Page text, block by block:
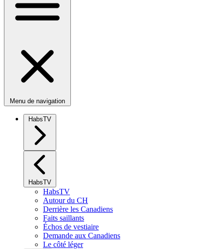
Menu de navigation
HabsTV
HabsTV
HabsTV
Autour du CH
Derrière les Canadiens
Faits saillants
Échos de vestiaire
Demande aux Canadiens
Le côté léger